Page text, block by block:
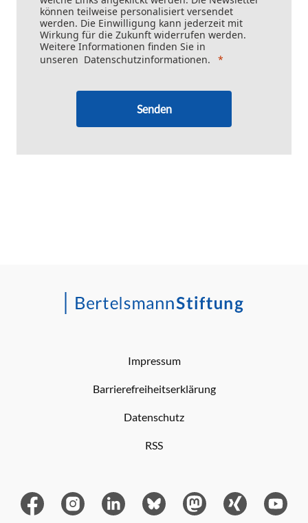
können teilweise personalisiert versendet
werden. Die Einwilligung kann jederzeit mit
Wirkung für die Zukunft widerrufen werden.
Weitere Informationen finden Sie in
unseren Datenschutzinformationen.
Senden
Impressum
Barrierefreiheitserklärung
Datenschutz
RSS